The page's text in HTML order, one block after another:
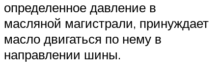
определенное давление в
масляной магистрали, принуждает
масло двигаться по нему в
направлении шины.